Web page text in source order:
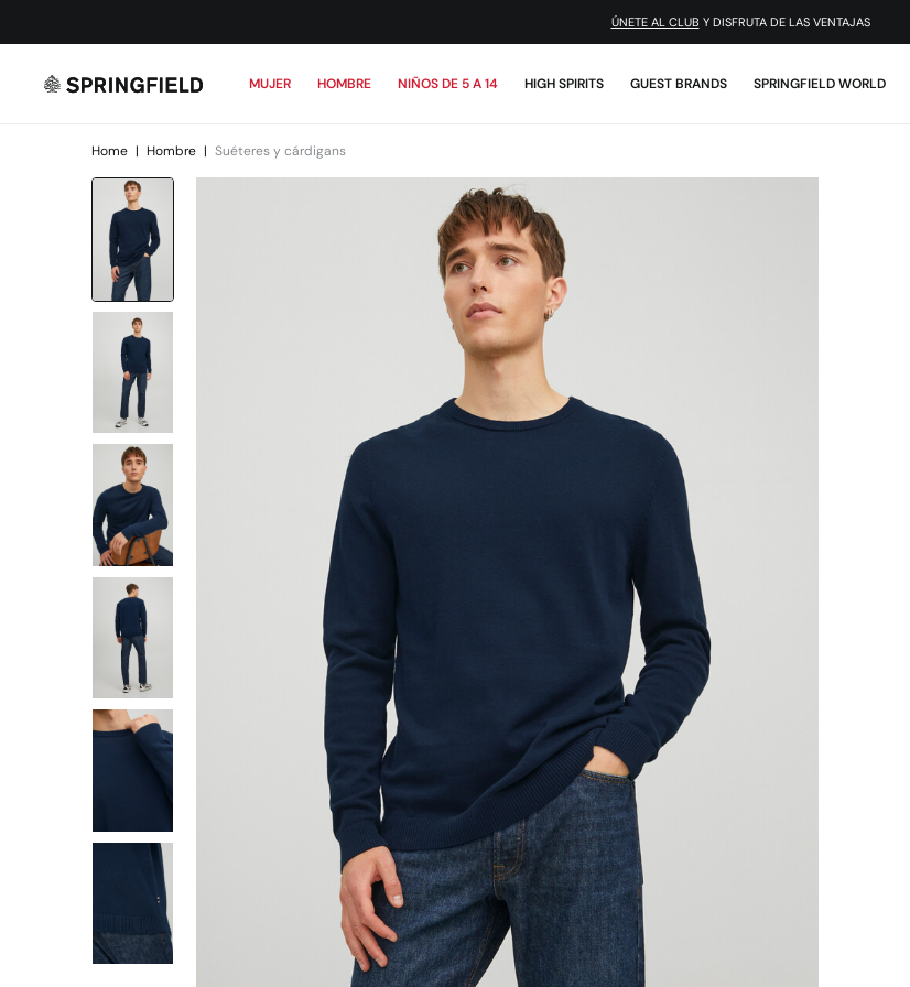
ÚNETE AL CLUB Y DISFRUTA DE LAS VENTAJAS
MUJER HOMBRE NIÑOS DE 5 A 14 HIGH SPIRITS GUEST BRANDS SPRINGFIELD WORLD
Home | Hombre | Suéteres y cárdigans